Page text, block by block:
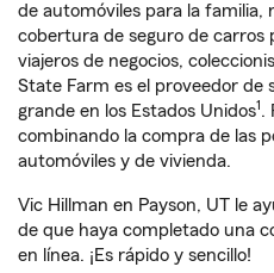
de automóviles para la familia,
cobertura de seguro de carros
viajeros de negocios,
State Farm es el proveedor de
grande en los Estados Unidos1.
combinando la compra de las
automóviles y de vivienda.
Vic Hillman en Payson, UT le
de que haya completado una
en línea. ¡Es rápido y sencillo!